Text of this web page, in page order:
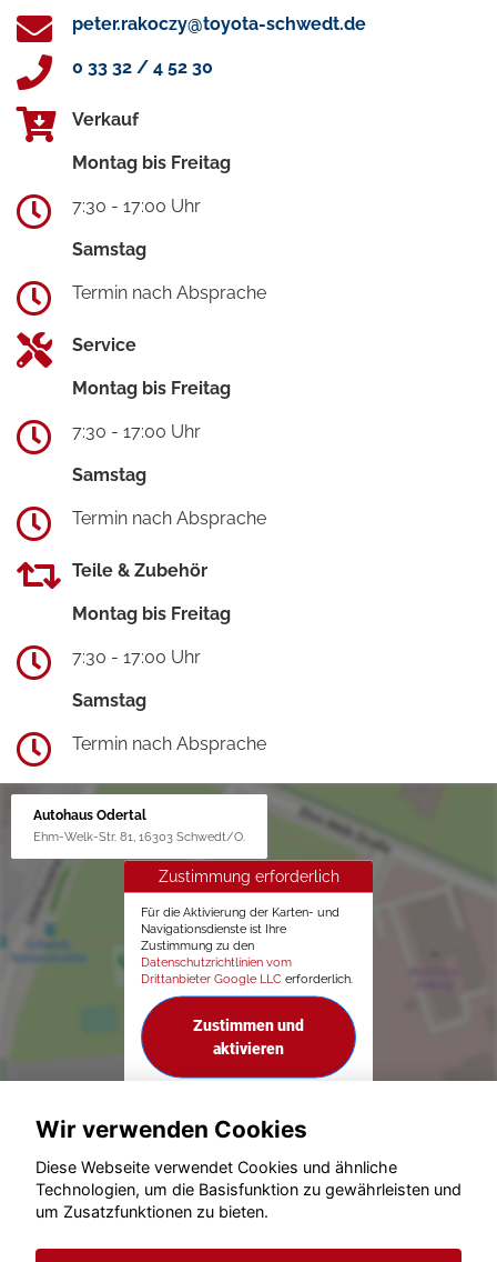
peter.rakoczy@toyota-schwedt.de
0 33 32 / 4 52 30
Verkauf
Montag bis Freitag
7:30 - 17:00 Uhr
Samstag
Termin nach Absprache
Service
Montag bis Freitag
7:30 - 17:00 Uhr
Samstag
Termin nach Absprache
Teile & Zubehör
Montag bis Freitag
7:30 - 17:00 Uhr
Samstag
Termin nach Absprache
Autohaus Odertal
Ehm-Welk-Str. 81, 16303 Schwedt/O.
Zustimmung erforderlich
Für die Aktivierung der Karten- und
Navigationsdienste ist Ihre
Zustimmung zu den
Datenschutzrichtlinien vom
Drittanbieter Google LLC erforderlich.
Zustimmen und
aktivieren
© konjunkturmotor.de GmbH 2020 - 2026
Wir verwenden Cookies
Diese Webseite verwendet Cookies und ähnliche
Technologien, um die Basisfunktion zu gewährleisten und
um Zusatzfunktionen zu bieten.